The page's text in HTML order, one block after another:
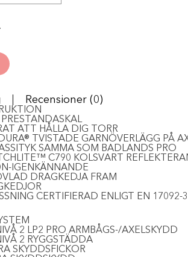
Recensioner (0)
ATT HÅLLA DIG TORR
TVISTADE GARNÖVERLÄGG PÅ
SAMMA SOM BADLANDS PRO
C790 KOLSVART
IGENKÄNNANDE
DRAGKEDJA FRAM
CERTIFIERAD ENLIGT EN 17092-3
2 LP2 PRO ARMBÅGS-/AXELSKYDD
2 RYGGSTÄDDA
SKYDDSFICKOR